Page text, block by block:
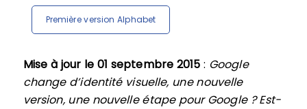
Première version Alphabet
Mise à jour le 01 septembre 2015 : Google
change d’identité visuelle, une nouvelle
version, une nouvelle étape pour Google ? Est-